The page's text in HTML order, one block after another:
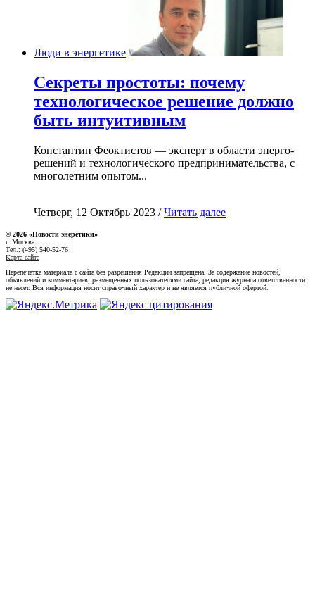
Люди в энергетике
Секреты простоты: почему
технологическое решение должно
быть интуитивным
Константин Феоктистов — эксперт в области энерго-
решений и технологического предпринимательства, с
многолетним опытом...
Четверг, 12 Октябрь 2023 /Читать далее
© 2026 «Новости энеретики»
г. Москва
Тел.: (495) 540-52-76
Карта сайта
Перепечатка материала с сайта без разрешения Редакции запрещена. За содержание новостей,
объявлений и комментариев, размещенных пользователями сайта, редакция журнала ответственности
не несет. Вся информация носит справочный характер и не является публичной офертой.